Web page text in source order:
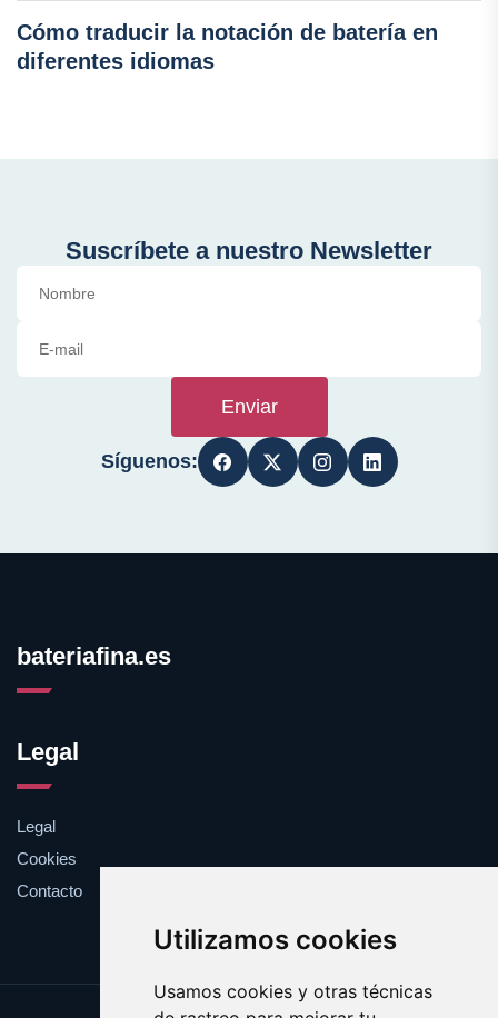
Utilizamos cookies
Usamos cookies y otras técnicas
Cómo traducir la notación de batería en
diferentes idiomas
Suscríbete a nuestro Newsletter
Enviar
Síguenos:
bateriafina.es
Legal
Legal
Cookies
Contacto